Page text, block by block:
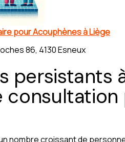
pour Acouphènes à Liège
86, 4130 Esneux
persistants
nombre croissant de